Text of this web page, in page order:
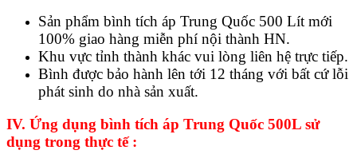
Sản phẩm bình tích áp Trung Quốc 500 Lít mới
100% giao hàng miễn phí nội thành HN.
Khu vực tỉnh thành khác vui lòng liên hệ trực tiếp.
Bình được bảo hành lên tới 12 tháng với bất cứ lỗi
phát sinh do nhà sản xuất.
IV. Ứng dụng bình tích áp Trung Quốc 500L sử
dụng trong thực tế :